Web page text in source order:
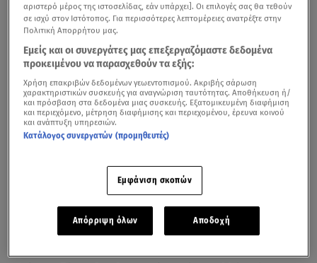
Η Εθνική Μετεωρολογική Υπηρεσία προειδοποιεί για
καύσωνα
από την Πέμπτη. Ο υδράργυρος σε
αρκετές περιοχές της χώρας θα ανέβει και πάλι πάνω
αριστερό μέρος της ιστοσελίδας, εάν υπάρχει]. Οι επιλογές σας θα τεθούν
σε ισχύ στον Ιστότοπος. Για περισσότερες λεπτομέρειες ανατρέξτε στην
Πολιτική Απορρήτου μας.
Εμείς και οι συνεργάτες μας επεξεργαζόμαστε δεδομένα
προκειμένου να παρασχεθούν τα εξής:
Χρήση επακριβών δεδομένων γεωεντοπισμού. Ακριβής σάρωση
χαρακτηριστικών συσκευής για αναγνώριση ταυτότητας. Αποθήκευση ή/
και πρόσβαση στα δεδομένα μιας συσκευής. Εξατομικευμένη διαφήμιση
και περιεχόμενο, μέτρηση διαφήμισης και περιεχομένου, έρευνα κοινού
και ανάπτυξη υπηρεσιών.
Κατάλογος συνεργατών (προμηθευτές)
Εμφάνιση σκοπών
Απόρριψη όλων Αποδοχή